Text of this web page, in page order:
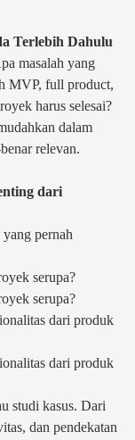
Terlebih Dahulu
masalah yang
MVP, full product,
harus selesai?
dalam
relevan.
dari
pernah
serupa?
serupa?
dari produk
dari produk
studi kasus. Dari
dan pendekatan